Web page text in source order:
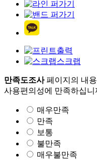
출력
스크랩
만족도조사페이지의 내
사용편의성에 만족하십니
매우만족
만족
보통
불만족
매우불만족